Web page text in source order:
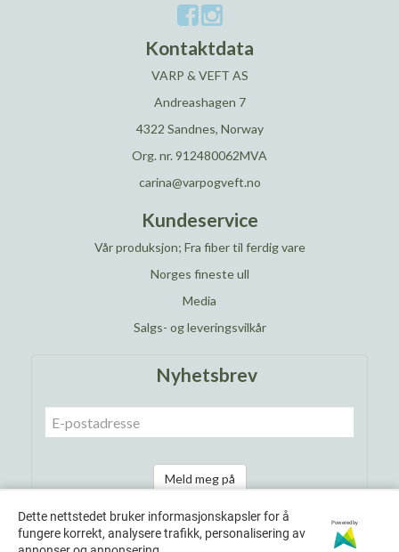
Kontaktdata
VARP & VEFT AS
Andreashagen 7
4322 Sandnes, Norway
Org. nr. 912480062MVA
carina@varpogveft.no
Kundeservice
Vår produksjon; Fra fiber til ferdig vare
Norges fineste ull
Media
Salgs- og leveringsvilkår
Nyhetsbrev
Meld meg på
Dette nettstedet bruker informasjonskapsler for å
fungere korrekt, analysere trafikk, personalisering av
Powered by